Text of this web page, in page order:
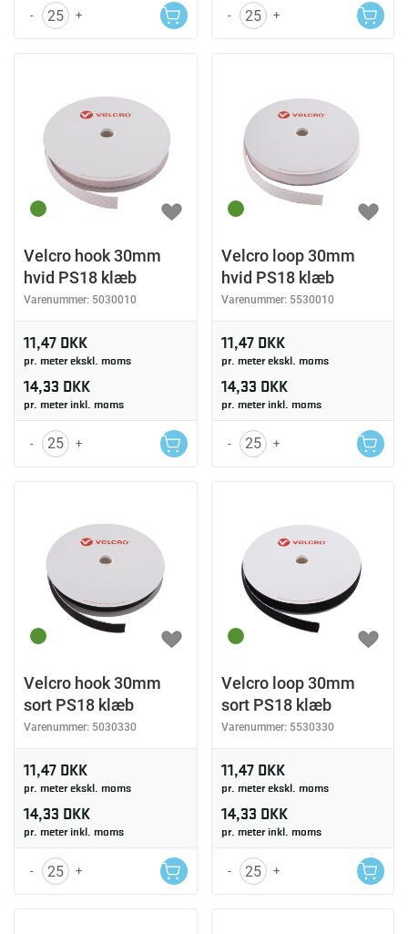
- + - +
Velcro hook 30mm
hvid PS18 klæb
Varenummer: 5030010
11,47 DKK
pr. meter ekskl. moms
14,33 DKK
pr. meter inkl. moms
- +
Velcro loop 30mm
hvid PS18 klæb
Varenummer: 5530010
11,47 DKK
pr. meter ekskl. moms
14,33 DKK
pr. meter inkl. moms
- +
Velcro hook 30mm
sort PS18 klæb
Varenummer: 5030330
11,47 DKK
pr. meter ekskl. moms
14,33 DKK
pr. meter inkl. moms
- +
Velcro loop 30mm
sort PS18 klæb
Varenummer: 5530330
11,47 DKK
pr. meter ekskl. moms
14,33 DKK
pr. meter inkl. moms
- +